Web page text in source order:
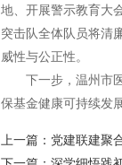
地、开展警示教育大
突击队全体队员将清
威性与公正性。
下一步，温州市
保基金健康可持续发
上一篇： 党建联建聚